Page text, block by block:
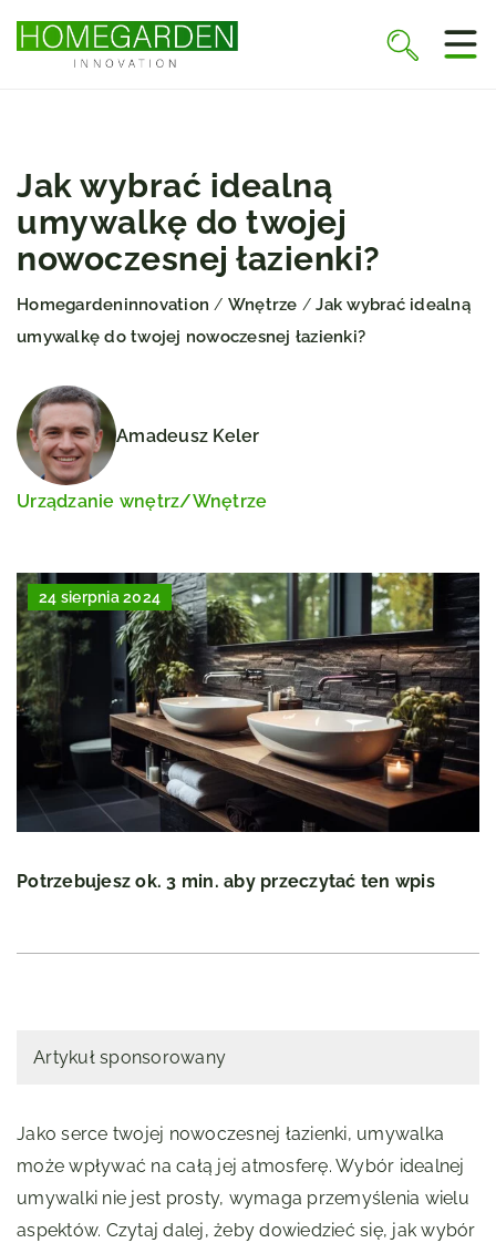
Jak wybrać idealną
umywalkę do twojej
nowoczesnej łazienki?
Homegardeninnovation / Wnętrze /Jak wybrać idealną
umywalkę do twojej nowoczesnej łazienki?
Amadeusz Keler
Urządzanie wnętrz/Wnętrze
24 sierpnia 2024
Potrzebujesz ok. 3 min. aby przeczytać ten wpis
Artykuł sponsorowany
Jako serce twojej nowoczesnej łazienki, umywalka
może wpływać na całą jej atmosferę. Wybór idealnej
umywalki nie jest prosty, wymaga przemyślenia wielu
aspektów. Czytaj dalej, żeby dowiedzieć się, jak wybór